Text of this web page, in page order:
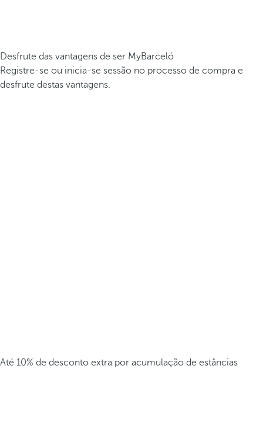
Desfrute das vantagens de ser MyBarceló
Registre-se ou inicia-se sessão no processo de compra e
desfrute destas vantagens.
Até 10% de desconto extra por acumulação de estâncias